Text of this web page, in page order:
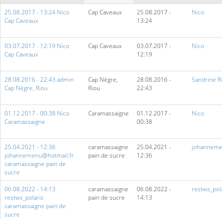
25.08.2017 - 13:24 Nico
Cap Caveaux
Cap Caveaux
25.08.2017 -
13:24
Nico
03.07.2017 - 12:19 Nico
Cap Caveaux
Cap Caveaux
03.07.2017 -
12:19
Nico
28.08.2016 - 22:43 admin
Cap Nègre, Riou
Cap Nègre,
Riou
28.08.2016 -
22:43
Sandrine
01.12.2017 - 00:38 Nico
Caramassaigne
Caramassaigne
01.12.2017 -
00:38
Nico
25.04.2021 - 12:36
johannemenu@hotmail.fr
caramassaigne pain de
sucre
caramassaigne
pain de sucre
25.04.2021 -
12:36
06.08.2022 - 14:13
restws_polaris
caramassaigne pain de
sucre
caramassaigne
pain de sucre
06.08.2022 -
14:13